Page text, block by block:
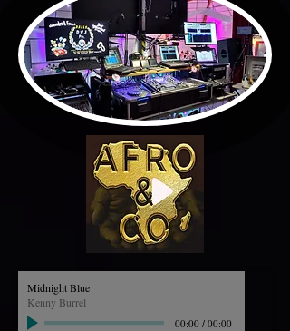
Midnight Blue
Kenny Burrel
00:00 / 00:00